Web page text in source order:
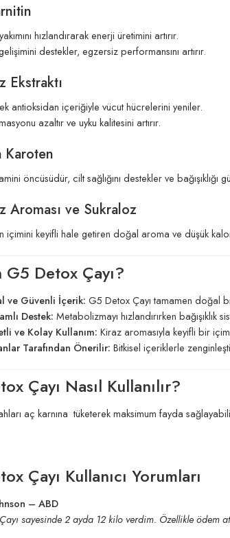
hızlandırarak enerji üretimini artırır.
destekler, egzersiz performansını artırır.
Ekstraktı
antioksidan içeriğiyle vücut hücrelerini yeniler.
azaltır ve uyku kalitesini artırır.
Karoten
öncüsüdür, cilt sağlığını destekler ve bağışıklığı
Aroması ve Sukraloz
içimini keyifli hale getiren doğal aroma ve düşük
G5 Detox Çayı?
ve Güvenli İçerik: G5 Detox Çayı tamamen doğal
Destek: Metabolizmayı hızlandırırken
ve Kolay Kullanım: Kiraz aromasıyla keyifli bir
Tarafından Önerilir: Bitkisel içeriklerle
Çayı Nasıl Kullanılır?
aç karnına tüketerek maksimum fayda
Çayı Kullanıcı Yorumları
– ABD
sayesinde 2 ayda 12 kilo verdim. Özellikle ödem